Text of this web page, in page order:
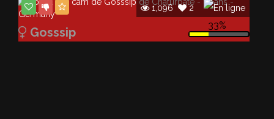
1,096 2
Gosssip 33%